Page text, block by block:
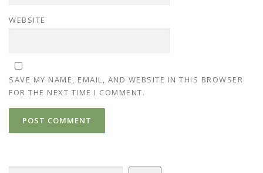
WEBSITE
SAVE MY NAME, EMAIL, AND WEBSITE IN THIS BROWSER
FOR THE NEXT TIME I COMMENT.